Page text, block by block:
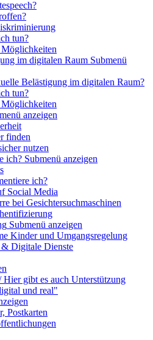
tun?
im digitalen Raum Submenü
Belästigung im digitalen Raum?
tun?
anzeigen
finden
nutzen
ich? Submenü anzeigen
ich?
Social Media
bei Gesichtersuchmaschinen
Submenü anzeigen
Kinder und Umgangsregelung
Digitale Dienste
Hier gibt es auch Unterstützung
und real"
Postkarten